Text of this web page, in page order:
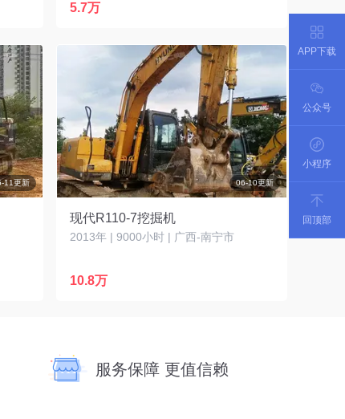
5.7万
11更新 06-10更新
现代R110-7挖掘机
2013年 | 9000小时 | 广西-南宁市
10.8万
服务保障 更值信赖
APP下载
公众号
小程序
回顶部